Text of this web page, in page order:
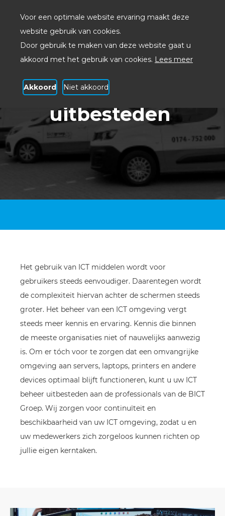
Voor een optimale website ervaring maakt deze
website gebruik van cookies.
Door gebruik te maken van deze website gaat u
akkoord met het gebruik van cookies. Lees meer
Akkoord Niet akkoord
ICT beheer
uitbesteden
Het gebruik van ICT middelen wordt voor
gebruikers steeds eenvoudiger. Daarentegen wordt
de complexiteit hiervan achter de schermen steeds
groter. Het beheer van een ICT omgeving vergt
steeds meer kennis en ervaring. Kennis die binnen
de meeste organisaties niet of nauwelijks aanwezig
is. Om er tóch voor te zorgen dat een omvangrijke
omgeving aan servers, laptops, printers en andere
devices optimaal blijft functioneren, kunt u uw ICT
beheer uitbesteden aan de professionals van de BICT
Groep. Wij zorgen voor continuïteit en
beschikbaarheid van uw ICT omgeving, zodat u en
uw medewerkers zich zorgeloos kunnen richten op
jullie eigen kerntaken.